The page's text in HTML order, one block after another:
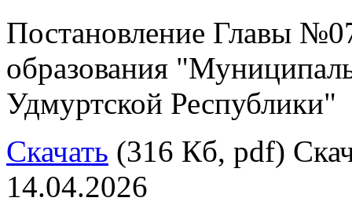
Постановление Главы
образования
Удмуртской Республики"
Скачать (316 Кб, pdf)
14.04.2026